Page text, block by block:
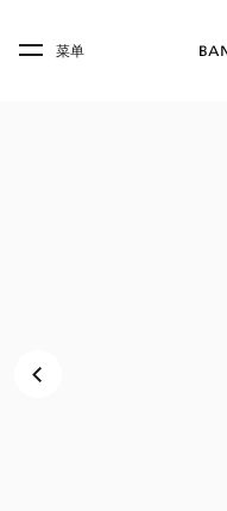
Skip to main footer
菜单